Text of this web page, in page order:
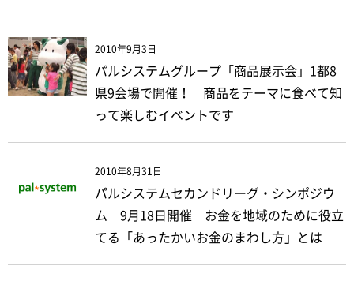
2010年9月3日
パルシステムグループ「商品展示会」1都8
県9会場で開催！ 商品をテーマに食べて知
って楽しむイベントです
2010年8月31日
パルシステムセカンドリーグ・シンポジウ
ム 9月18日開催 お金を地域のために役立
てる「あったかいお金のまわし方」とは